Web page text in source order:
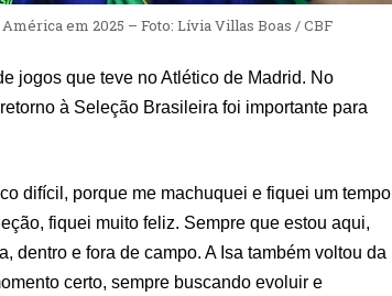
em 2025 – Foto: Lívia Villas Boas / CBF
jogos que teve no Atlético de Madrid. No
à Seleção Brasileira foi importante para
difícil, porque me machuquei e fiquei um tempo
fiquei muito feliz. Sempre que estou aqui,
dentro e fora de campo. A Isa também voltou da
certo, sempre buscando evoluir e